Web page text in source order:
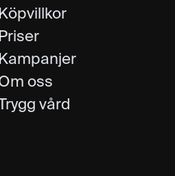
Köpvillkor
Priser
Kampanjer
oss
Trygg vård